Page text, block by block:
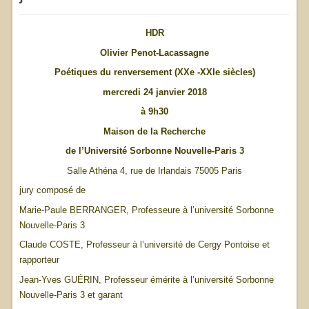
HDR
Olivier Penot-Lacassagne
Poétiques du renversement (XXe -XXIe siècles)
mercredi 24 janvier 2018
à 9h30
Maison de la Recherche
de l’Université Sorbonne Nouvelle-Paris 3
Salle Athéna 4, rue de Irlandais 75005 Paris
jury composé de
Marie-Paule BERRANGER, Professeure à l’université Sorbonne
Nouvelle-Paris 3
Claude COSTE, Professeur à l’université de Cergy Pontoise et
rapporteur
Jean-Yves GUÉRIN, Professeur émérite à l’université Sorbonne
Nouvelle-Paris 3 et garant